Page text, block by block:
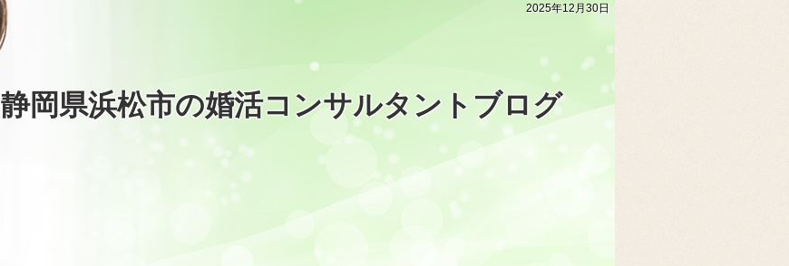
2025年12月30日
静岡県浜松市の婚活コンサルタントブログ